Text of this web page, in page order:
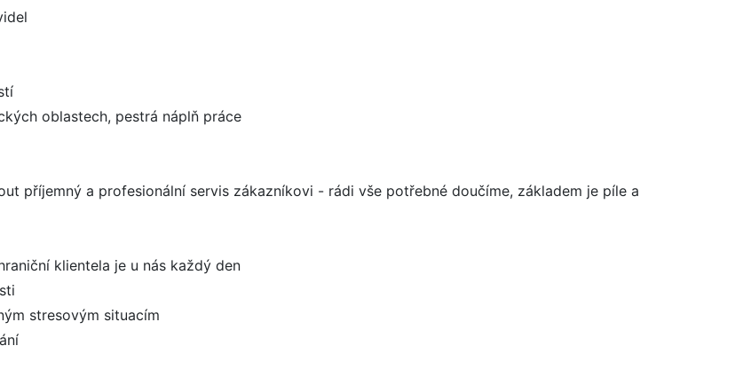
oblastech, pestrá náplň práce
příjemný a profesionální servis zákazníkovi - rádi vše potřebné doučíme, základem je píle a
klientela je u nás každý den
stresovým situacím